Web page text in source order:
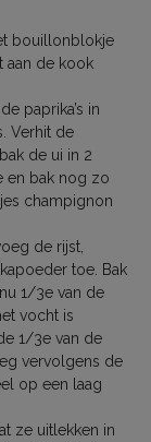
bouillonblokje
aan de kook
paprika’s in
Verhit de
de ui in 2
en bak nog zo
champignon
de rijst,
toe. Bak
1/3e van de
vocht is
1/3e van de
vervolgens de
op een laag
ze uitlekken in